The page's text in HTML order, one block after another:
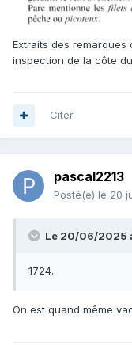
Extraits des remarques
inspection de la côte du
Citer
pascal2213
Posté(e) le 20
Le 20/06/2025 à
1724.
On est quand même